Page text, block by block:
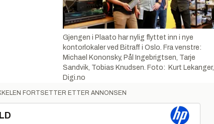
Gjengen i Plaato har nylig flyttet inn i nye
kontorlokaler ved Bitraff i Oslo. Fra venstre:
Michael Kononsky, Pål Ingebrigtsen, Tarje
Sandvik, Tobias Knudsen. Foto: Kurt Lekanger,
Digi.no
FORTSETTER ETTER ANNONSEN